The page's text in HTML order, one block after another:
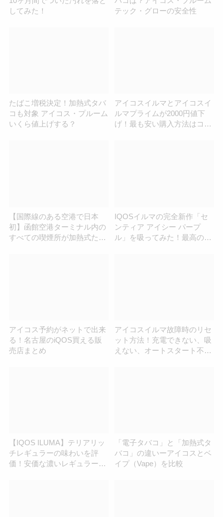
してみた！
テック・グローの安全性
たばこ増税決定！加熱式タバ
コも対象 アイコス・プルーム
いくら値上げする？
アイコスイルマとアイコスイ
ルマプライムが2000円値下
げ！最も安い購入方法はコレ
【国際線のある空港で日本
初】函館空港ターミナル内の
すべての喫煙所が加熱式たば
IQOSイルマの完全新作「セ
ンティア アイシー パープ
ル」を吸ってみた！最高の爽
アイコス予約がネットで出来
る！名古屋のiQOS買える販
売店まとめ
アイコスイルマ故障時のリセ
ット方法！充電できない、吸
えない、オートスタート不具
【IQOS ILUMA】テリアリッ
チレギュラーの味わいを評
価！安価な濃いレギュラー
「電子タバコ」と「加熱式タ
バコ」の違いーアイコスとベ
イプ（Vape）を比較